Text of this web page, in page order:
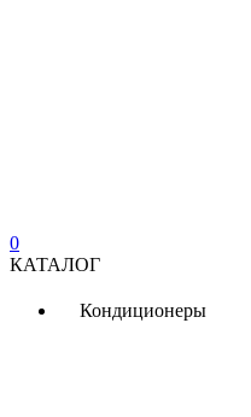
0
КАТАЛОГ
Кондиционеры